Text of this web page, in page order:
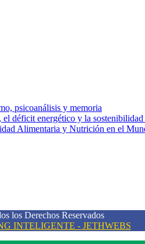
psicoanálisis y memoria
déficit energético y la
Alimentaria y Nutrición en el
los Derechos Reservados
INTELIGENTE - JETHWEBS